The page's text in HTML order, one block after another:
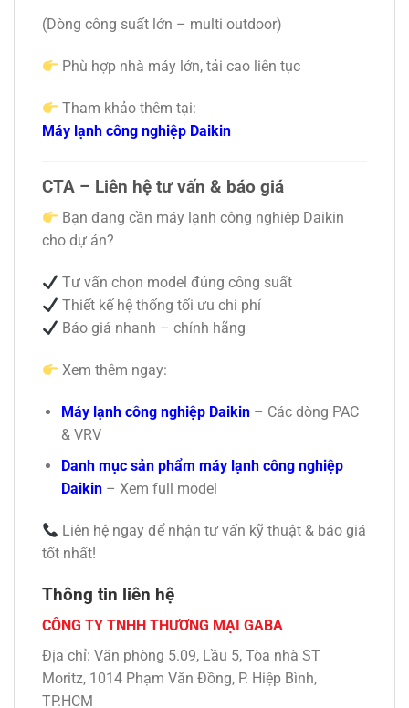
(Dòng công suất lớn – multi outdoor)
Phù hợp nhà máy lớn, tải cao liên tục
Tham khảo thêm tại:
Máy lạnh công nghiệp Daikin
CTA – Liên hệ tư vấn & báo giá
Bạn đang cần máy lạnh công nghiệp Daikin
cho dự án?
Tư vấn chọn model đúng công suất
Thiết kế hệ thống tối ưu chi phí
Báo giá nhanh – chính hãng
Xem thêm ngay:
Máy lạnh công nghiệp Daikin– Các dòng PAC
& VRV
Danh mục sản phẩm máy lạnh công nghiệp
Daikin– Xem full model
Liên hệ ngay để nhận tư vấn kỹ thuật & báo giá
tốt nhất!
Thông tin liên hệ
CÔNG TY TNHH THƯƠNG MẠI GABA
Địa chỉ: Văn phòng 5.09, Lầu 5, Tòa nhà ST
Moritz, 1014 Phạm Văn Đồng, P. Hiệp Bình,
TP.HCM